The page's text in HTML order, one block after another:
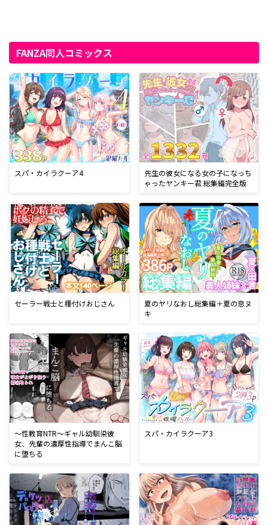
FANZA同人コミックス
スパ・カイラクーア4
先生の彼女になる女の子になっち
ゃったヤンキー君 総集編完全版
セーラー戦士と種付けおじさん
夏のヤリなおし総集編＋夏の息ヌ
キ
〜性教育NTR〜ギャル幼馴染彼
女、先輩の濃厚性指導でまんこ脳
に堕ちる
スパ・カイラクーア3